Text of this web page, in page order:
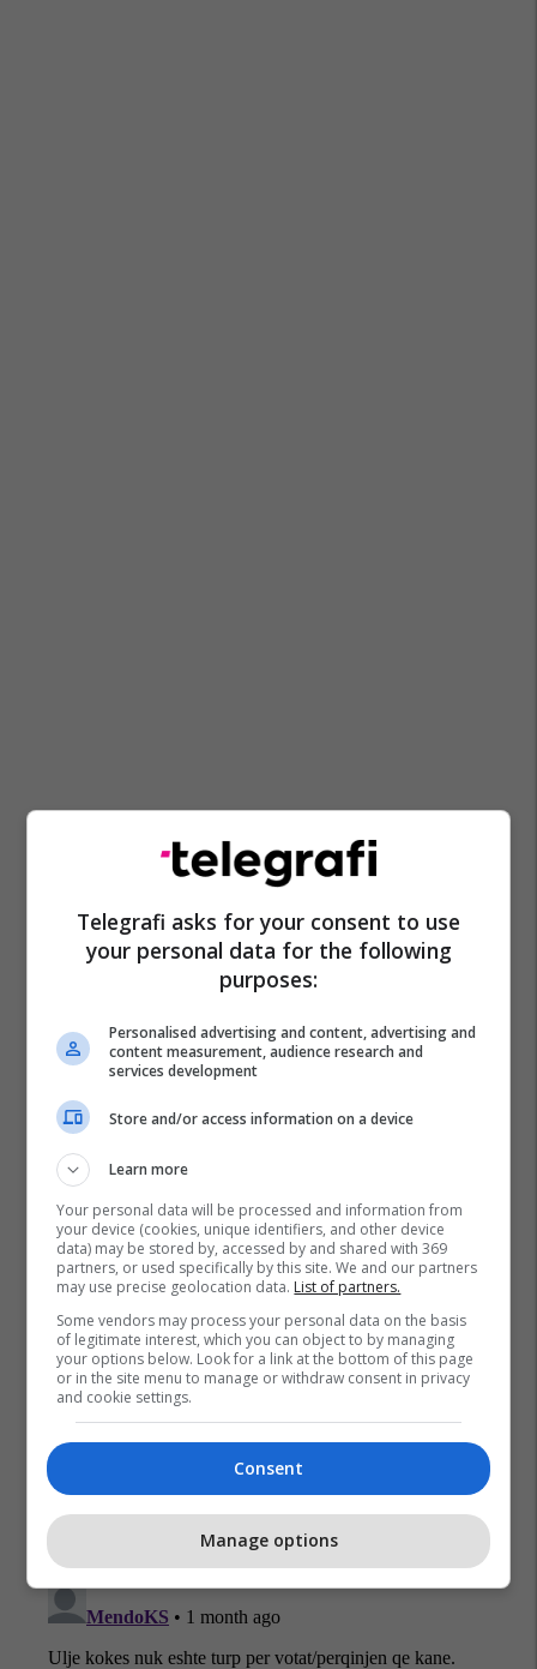
Vjosa Osmani Ldk
Telegrafi asks for your consent to use
your personal data for the following
purposes:
Personalised advertising and content, advertising and
content measurement, audience research and
services development
Store and/or access information on a device
Learn more
Your personal data will be processed and information from
your device (cookies, unique identifiers, and other device
data) may be stored by, accessed by and shared with 369
partners, or used specifically by this site. We and our partners
may use precise geolocation data. List of partners.
Some vendors may process your personal data on the basis
of legitimate interest, which you can object to by managing
your options below. Look for a link at the bottom of this page
or in the site menu to manage or withdraw consent in privacy
and cookie settings.
Consent
Manage options